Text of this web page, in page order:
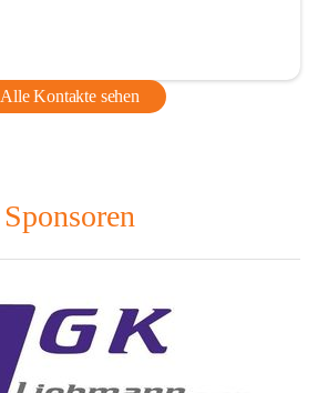
Alle Kontakte sehen
Sponsoren